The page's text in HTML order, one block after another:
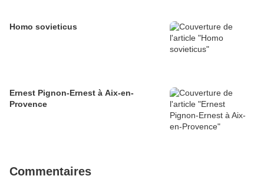
Homo sovieticus
Ernest Pignon-Ernest à Aix-en-
Provence
Commentaires